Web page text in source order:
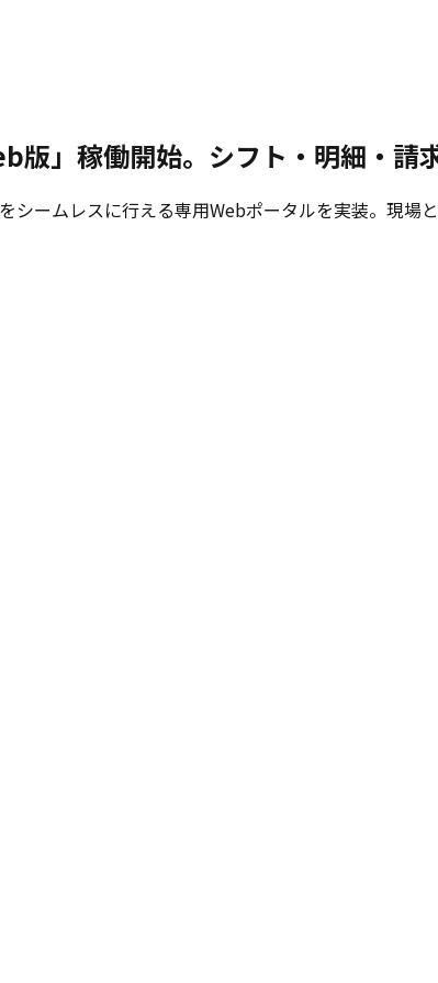
版」稼働開始。シフト・明細・請
シームレスに行える専用Webポータルを実装。現